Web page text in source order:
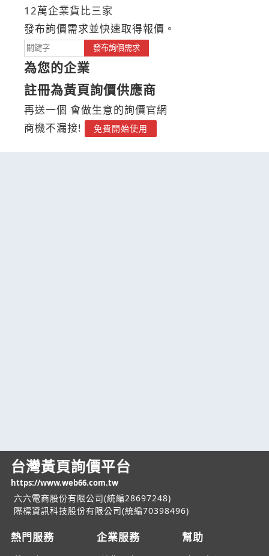
12萬企業貨比三家
發布詢價需求並快速取得報價。
發布詢價需求
為您的企業
註冊為黃頁詢價供應商
再送一個 會做生意的詢價官網
商機不漏接!
免費開始使用
台灣黃頁詢價平台
https://www.web66.com.tw
六六電商股份有限公司(統編28697248)
際標資訊科技股份有限公司(統編70398496)
熱門服務 企業服務 幫助